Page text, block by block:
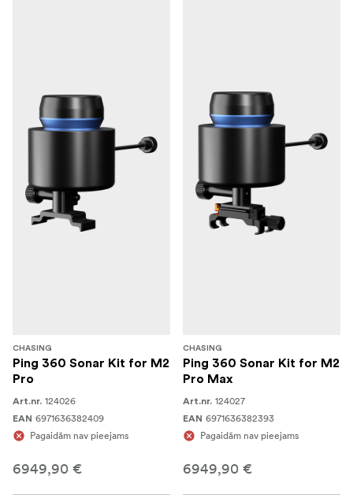
CHASING
Ping 360 Sonar Kit for M2
Pro
Art.nr. 124026
EAN 6971636382409
Pagaidām nav pieejams
6949,90 €
CHASING
Ping 360 Sonar Kit for M2
Pro Max
Art.nr. 124027
EAN 6971636382393
Pagaidām nav pieejams
6949,90 €